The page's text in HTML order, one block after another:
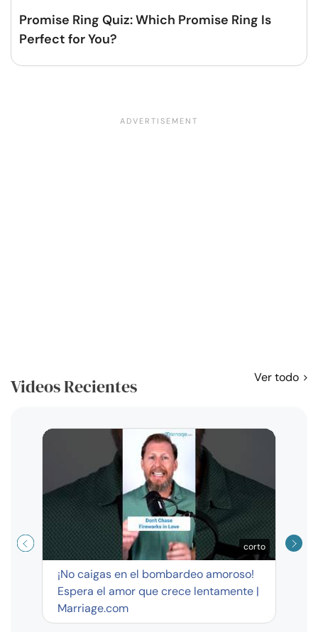
Promise Ring Quiz: Which Promise Ring Is
Perfect for You?
Videos Recientes Ver todo
corto
¡No caigas en el bombardeo amoroso!
Espera el amor que crece lentamente |
Marriage.com